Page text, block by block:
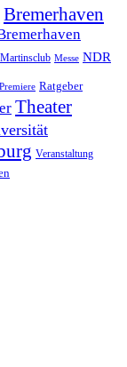
Bremerhaven
Martinsclub Messe NDR
Premiere Ratgeber
Theater
Veranstaltung